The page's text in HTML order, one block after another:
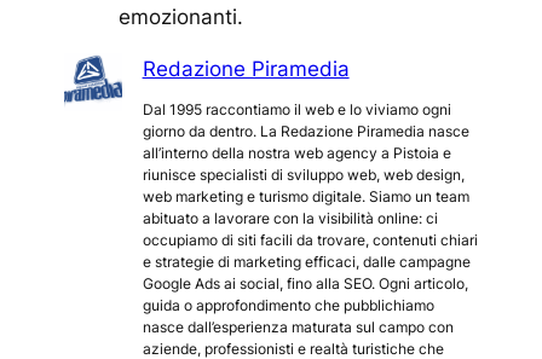
emozionanti.
Redazione Piramedia
Dal 1995 raccontiamo il web e lo viviamo ogni
giorno da dentro. La Redazione Piramedia nasce
all’interno della nostra web agency a Pistoia e
riunisce specialisti di sviluppo web, web design,
web marketing e turismo digitale. Siamo un team
abituato a lavorare con la visibilità online: ci
occupiamo di siti facili da trovare, contenuti chiari
e strategie di marketing efficaci, dalle campagne
Google Ads ai social, fino alla SEO. Ogni articolo,
guida o approfondimento che pubblichiamo
nasce dall’esperienza maturata sul campo con
aziende, professionisti e realtà turistiche che